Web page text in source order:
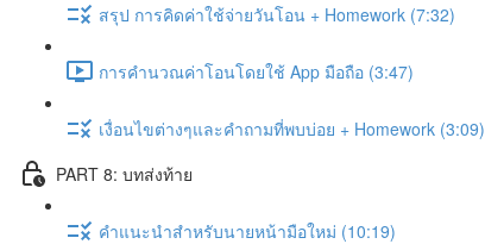
สรุป การคิดค่าใช้จ่ายวันโอน + Homework (7:32)
การคำนวณค่าโอนโดยใช้ App มือถือ (3:47)
เงื่อนไขต่างๆและคำถามที่พบบ่อย + Homework (3:09)
PART 8: บทส่งท้าย
คำแนะนำสำหรับนายหน้ามือใหม่ (10:19)